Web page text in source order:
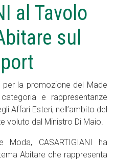
al Tavolo
sul
la promozione del Made
e rappresentanze
Affari Esteri, nell’ambito del
voluto dal Ministro Di Maio.
CASARTIGIANI ha
Abitare che rappresenta